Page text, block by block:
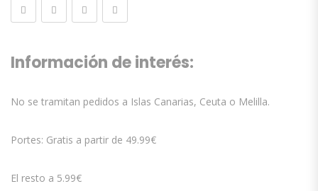
Información de interés:
No se tramitan pedidos a Islas Canarias, Ceuta o Melilla.
Portes: Gratis a partir de 49.99€
El resto a 5.99€